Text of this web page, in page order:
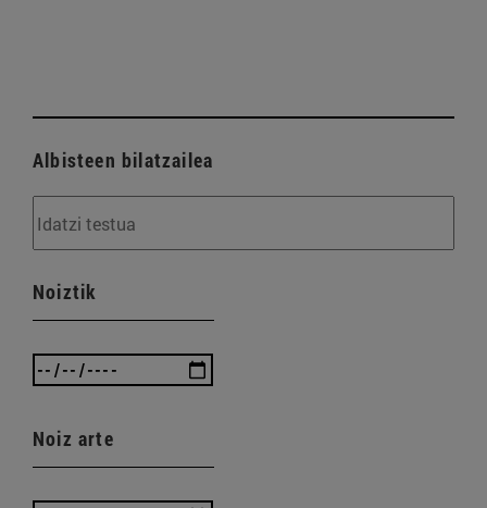
Albisteen bilatzailea
Noiztik
Noiz arte